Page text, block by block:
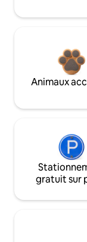
Animaux
gratuit sur